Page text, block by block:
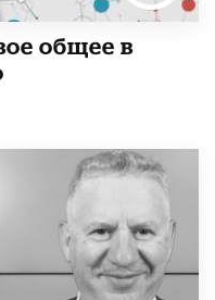
общее в